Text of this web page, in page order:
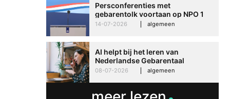
Persconferenties met
gebarentolk voortaan op NPO 1
Extra
14-07-2026 algemeen
AI helpt bij het leren van
Nederlandse Gebarentaal
08-07-2026 algemeen